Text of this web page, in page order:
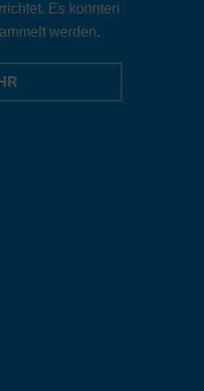
Es konnten
werden.